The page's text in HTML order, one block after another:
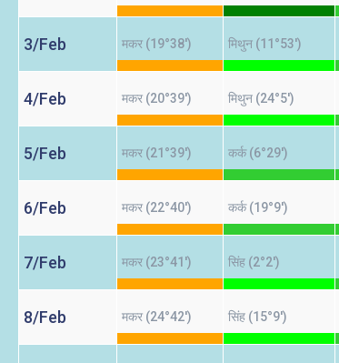
3/Feb मकर (19°38') मिथुन (11°53')
4/Feb मकर (20°39') मिथुन (24°5')
5/Feb मकर (21°39') कर्क (6°29')
6/Feb मकर (22°40') कर्क (19°9')
7/Feb मकर (23°41') सिंह (2°2')
8/Feb मकर (24°42') सिंह (15°9')